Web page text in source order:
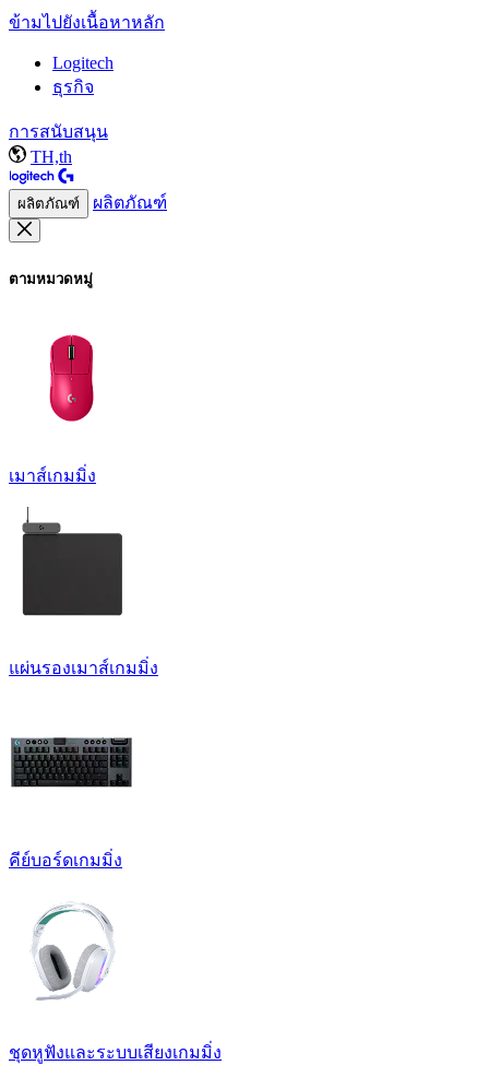
ข้ามไปยังเนื้อหาหลัก
Logitech
ธุรกิจ
การสนับสนุน
TH,th
ผลิตภัณฑ์ ผลิตภัณฑ์
ตามหมวดหมู่
เมาส์เกมมิ่ง
แผ่นรองเมาส์เกมมิ่ง
คีย์บอร์ดเกมมิ่ง
ชุดหูฟังและระบบเสียงเกมมิ่ง